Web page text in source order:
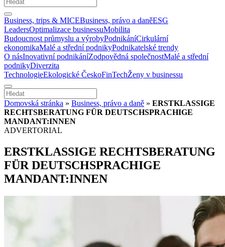
Business, trips & MICEBusiness, právo a daněESG
LeadersOptimalizace businessuMobilita
Budoucnost průmyslu a výrobyPodnikáníCirkulární
ekonomikaMalé a střední podnikyPodnikatelské trendy
O násInovativní podnikáníZodpovědná společnostMalé a střední
podnikyDiverzita
TechnologieEkologické ČeskoFinTechŽeny v businessu
Domovská stránka » Business, právo a daně » ERSTKLASSIGE
RECHTSBERATUNG FÜR DEUTSCHSPRACHIGE
MANDANT:INNEN
ADVERTORIAL
ERSTKLASSIGE RECHTSBERATUNG
FÜR DEUTSCHSPRACHIGE
MANDANT:INNEN